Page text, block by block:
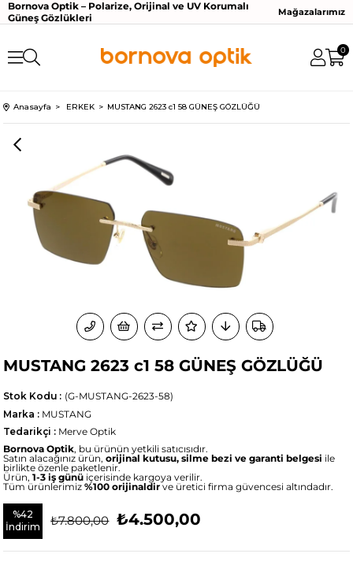
Bornova Optik – Polarize, Orijinal ve UV Korumalı
Güneş Gözlükleri
Mağazalarımız
0
Anasayfa ERKEK MUSTANG 2623 c1 58 GÜNEŞ GÖZLÜĞÜ
MUSTANG 2623 c1 58 GÜNEŞ GÖZLÜĞÜ
(G-MUSTANG-2623-58)
Stok Kodu
Marka : MUSTANG
Tedarikçi : Merve Optik
Bornova Optik, bu ürünün yetkili satıcısıdır.
Satın alacağınız ürün,orijinal kutusu, silme bezi ve garanti belgesi ile
birlikte özenle paketlenir.
Ürün,1-3 iş günü içerisinde kargoya verilir.
Tüm ürünlerimiz%100 orijinaldirve üretici firma güvencesi altındadır.
%42
İndirim
₺7.800,00 ₺4.500,00